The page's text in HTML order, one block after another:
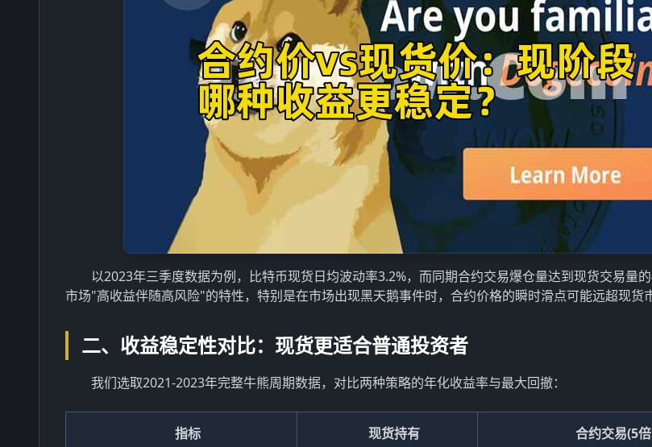
以2023年三季度数据为例，比特币现货日均波动率3.2%，而同期合约交易爆仓量达到现货交易量
市场"高收益伴随高风险"的特性，特别是在市场出现黑天鹅事件时，合约价格的瞬时滑点可能远超现货
二、收益稳定性对比：现货更适合普通投资者
我们选取2021-2023年完整牛熊周期数据，对比两种策略的年化收益率与最大回撤：
指标 现货持有 合约交易(5